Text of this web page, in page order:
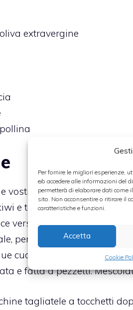
Per fornire le migliori esperienze,
e/o accedere alle informazioni del
permetterà di elaborare dati
sito. Non acconsentire o ritirare il
caratteristiche e funzioni.
Accetta
Cookie
extravergine
vostre zucchine con salsa
e tagliarli a dadini con un
versate il succo di due
per dare maggiore
cucchiai di erba cipollina.
e fatta a pezzetti.
tagliatele a tocchetti